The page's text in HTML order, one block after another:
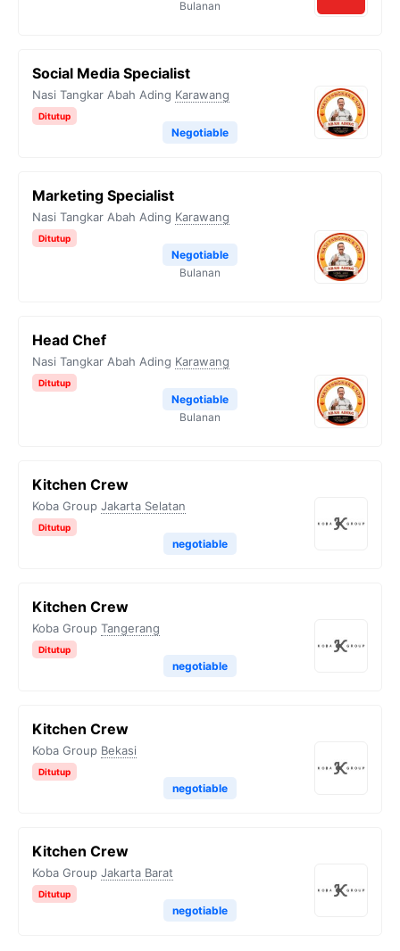
Bulanan
Social Media Specialist
Nasi Tangkar Abah Ading Karawang
Ditutup
Negotiable
Marketing Specialist
Nasi Tangkar Abah Ading Karawang
Ditutup
Negotiable
Bulanan
Head Chef
Nasi Tangkar Abah Ading Karawang
Ditutup
Negotiable
Bulanan
Kitchen Crew
Koba Group Jakarta Selatan
Ditutup
negotiable
Kitchen Crew
Koba Group Tangerang
Ditutup
negotiable
Kitchen Crew
Koba Group Bekasi
Ditutup
negotiable
Kitchen Crew
Koba Group Jakarta Barat
Ditutup
negotiable